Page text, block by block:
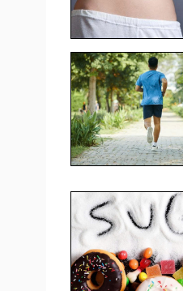
Pháp luật
Tin nóng
Tư vấn luật
Đời sống
Nhà đẹp
Tình yêu - Gia đình
Blog